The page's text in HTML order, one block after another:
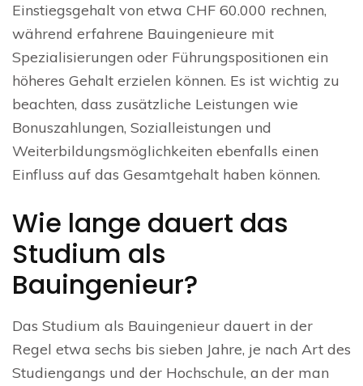
Einstiegsgehalt von etwa CHF 60.000 rechnen,
während erfahrene Bauingenieure mit
Spezialisierungen oder Führungspositionen ein
höheres Gehalt erzielen können. Es ist wichtig zu
beachten, dass zusätzliche Leistungen wie
Bonuszahlungen, Sozialleistungen und
Weiterbildungsmöglichkeiten ebenfalls einen
Einfluss auf das Gesamtgehalt haben können.
Wie lange dauert das
Studium als
Bauingenieur?
Das Studium als Bauingenieur dauert in der
Regel etwa sechs bis sieben Jahre, je nach Art des
Studiengangs und der Hochschule, an der man